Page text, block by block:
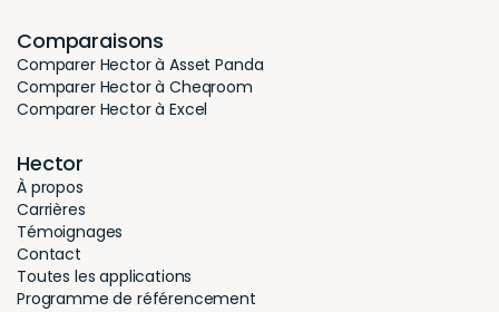
Comparaisons
Comparer Hector à Asset Panda
Comparer Hector à Cheqroom
Comparer Hector à Excel
Hector
À propos
Carrières
Témoignages
Contact
Toutes les applications
Programme de référencement